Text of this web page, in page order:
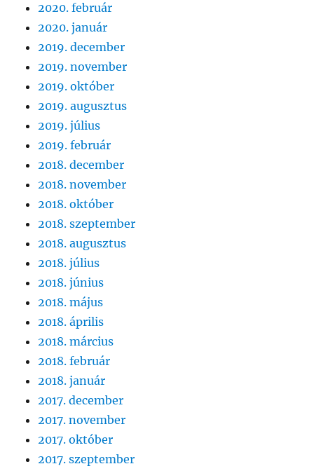
2020. február
2020. január
2019. december
2019. november
2019. október
2019. augusztus
2019. július
2019. február
2018. december
2018. november
2018. október
2018. szeptember
2018. augusztus
2018. július
2018. június
2018. május
2018. április
2018. március
2018. február
2018. január
2017. december
2017. november
2017. október
2017. szeptember